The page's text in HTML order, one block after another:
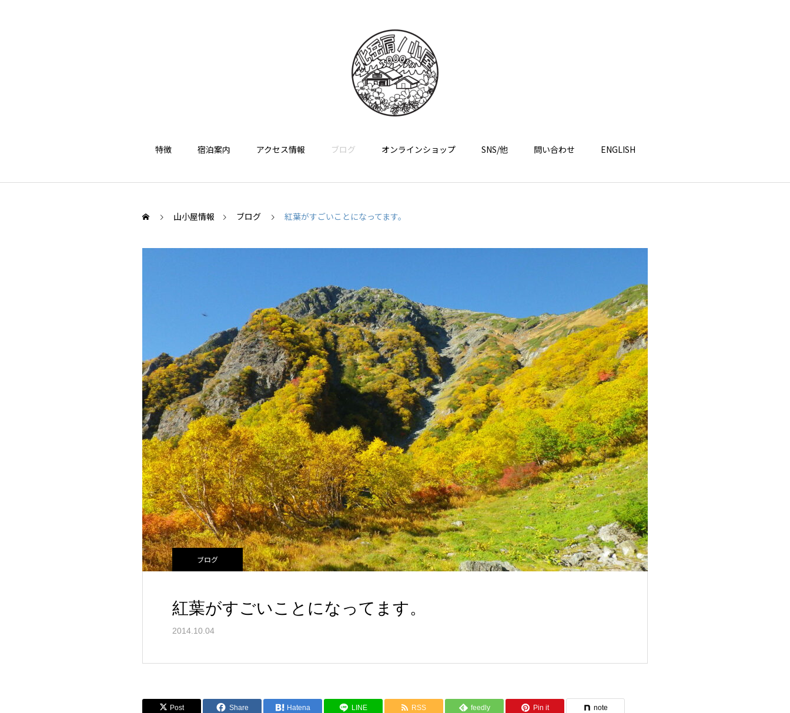
特徴 宿泊案内 アクセス情報 ブログ オンラインショップ SNS/他 問い合わせ ENGLISH
山小屋情報 ブログ 紅葉がすごいことになってます。
ブログ
紅葉がすごいことになってます。
2014.10.04
Post Share Hatena LINE RSS feedly Pin it note